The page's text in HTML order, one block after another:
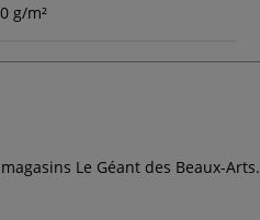
g/m²
Le Géant des Beaux-Arts.